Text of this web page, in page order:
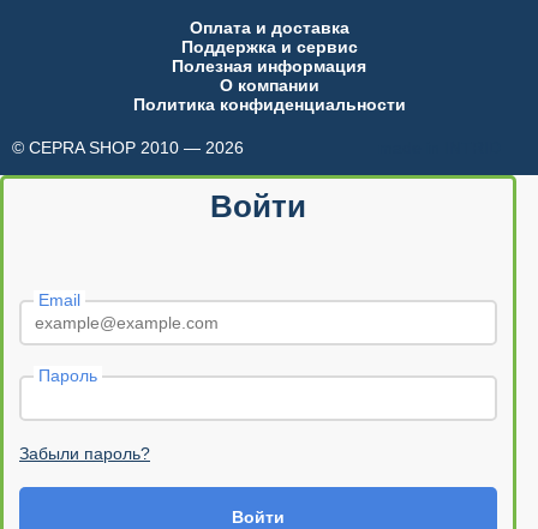
Оплата и доставка
Поддержка и сервис
Полезная информация
О компании
Политика конфиденциальности
© CEPRA SHOP 2010 — 2026
Войти
Email
Пароль
Забыли пароль?
Войти